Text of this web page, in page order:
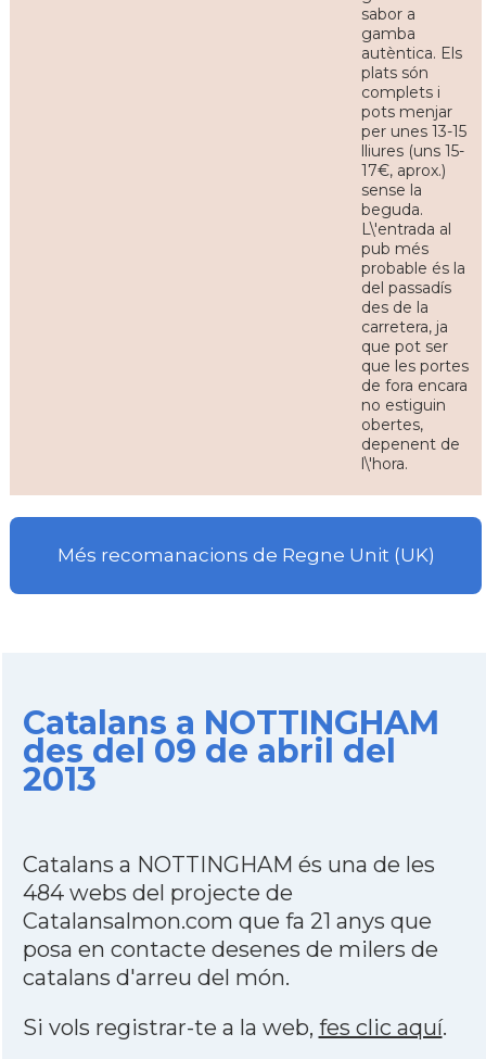
sabor a
gamba
autèntica. Els
plats són
complets i
pots menjar
per unes 13-15
lliures (uns 15-
17€, aprox.)
sense la
beguda.
L\'entrada al
pub més
probable és la
del passadís
des de la
carretera, ja
que pot ser
que les portes
de fora encara
no estiguin
obertes,
depenent de
l\'hora.
Més recomanacions de Regne Unit (UK)
Catalans a NOTTINGHAM
des del 09 de abril del
2013
Catalans a NOTTINGHAM és una de les
484 webs del projecte de
Catalansalmon.com que fa 21 anys que
posa en contacte desenes de milers de
catalans d'arreu del món.
Si vols registrar-te a la web, fes clic aquí.